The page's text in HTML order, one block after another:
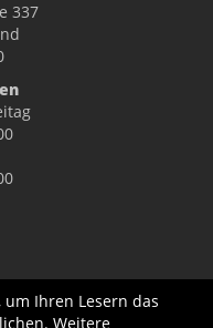
337
Ihren Lesern das
Weitere